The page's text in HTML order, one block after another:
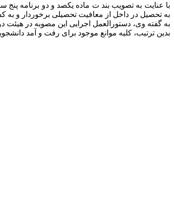
با عنایت به تصویب بند ت ماده یکصد و دو برنامه پنج
به تحصیل در داخل از معافیت تحصیلی برخوردار و به
به گفته وی، دستورالعمل اجرایی این مصوبه در
بدین ترتیب، کلیه موانع موجود برای رفت و آمد